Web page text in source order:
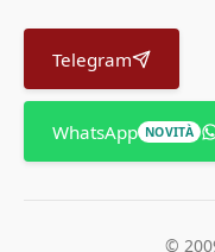
Telegram
WhatsApp NOVITÀ
©